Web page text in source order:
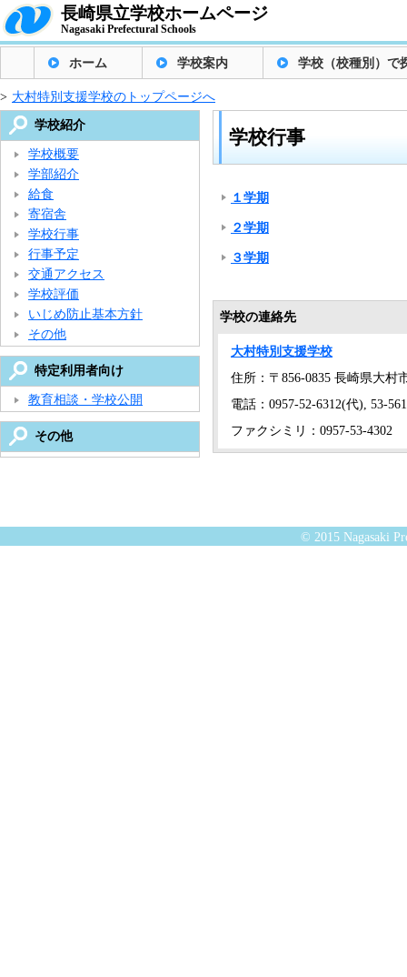
長崎県立学校ホームページ
Nagasaki Prefectural Schools
ホーム 学校案内 学校（校種別）で
> 大村特別支援学校のトップページへ
学校行事
１学期
２学期
３学期
学校の連絡先
大村特別支援学校
住所：〒856-0835 長崎県大村
電話：0957-52-6312(代), 53-
ファクシミリ：0957-53-4302
学校紹介
学校概要
学部紹介
給食
寄宿舎
学校行事
行事予定
交通アクセス
学校評価
いじめ防止基本方針
その他
特定利用者向け
教育相談・学校公開
その他
© 2015 Nagasaki